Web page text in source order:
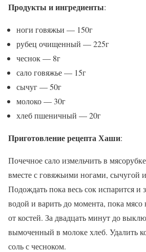
Продукты и ингредиенты:
ноги говяжьи — 150г
рубец очищенный — 225г
чеснок — 8г
сало говяжье — 15г
сычуг — 50г
молоко — 30г
хлеб пшеничный — 20г
Приготовление рецепта Хаши:
Почечное сало измельчить в
вместе с говяжьими ногами, сычугой
Подождать пока весь сок испарится и
водой и варить до момента, пока мясо
от костей. За двадцать минут до
вымоченный в молоке хлеб. Удалить
соль с чесноком.